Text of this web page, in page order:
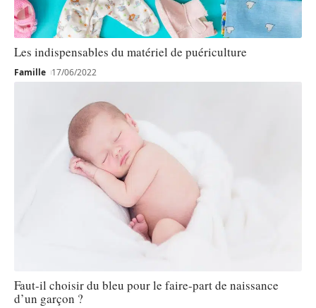
Les indispensables du matériel de puériculture
Famille 17/06/2022
Faut-il choisir du bleu pour le faire-part de naissance
d’un garçon ?